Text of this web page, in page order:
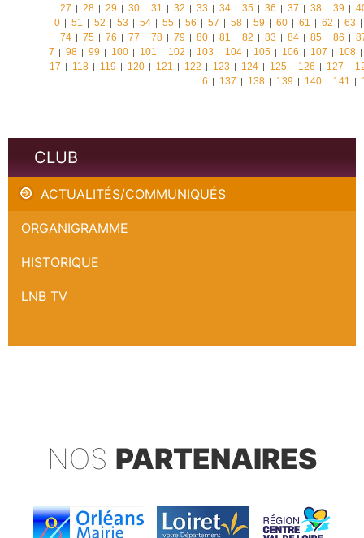
27
28 29 30 31 32 33 34 35 36 37 38 39
0
51 52 53 54 55 56 57 58 59 60 61 62
63
74
75 76 77 78 79 80 81 82 83 84 85 86
7
98 99 100 101 102 103 104 105 106 107
108
17
118 119 120 121 122 123 124 125 126 127
6
137 138 139 140 141
CLUB
ACTUALITÉS/COMMUNIQUÉS
ORGANIGRAMME
HISTORIQUE
LNB TV
NOS PARTENAIRES